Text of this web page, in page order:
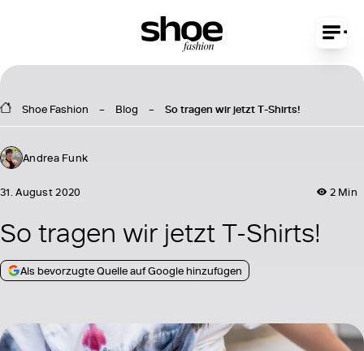
Shoe Fashion Blog So tragen wir jetzt T-Shirts!
Andrea Funk
2 Min
31. August 2020
So tragen wir jetzt T-Shirts!
Als bevorzugte Quelle auf Google hinzufügen